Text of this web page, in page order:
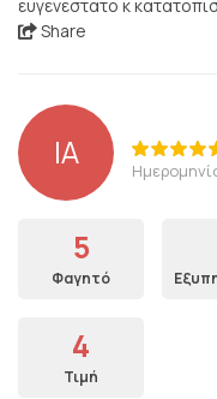
ευγενεστατο κ
Share
IA
5
Φαγητό
4
Τιμή